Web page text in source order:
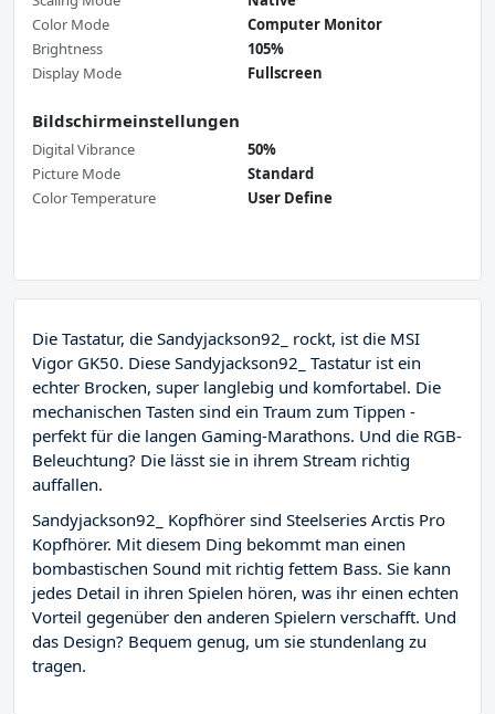
Color Mode
Computer Monitor
Brightness
105%
Display Mode
Fullscreen
Bildschirmeinstellungen
Digital Vibrance
50%
Picture Mode
Standard
Color Temperature
User Define
Die Tastatur, die Sandyjackson92_ rockt, ist die MSI
Vigor GK50. Diese Sandyjackson92_ Tastatur ist ein
echter Brocken, super langlebig und komfortabel. Die
mechanischen Tasten sind ein Traum zum Tippen -
perfekt für die langen Gaming-Marathons. Und die RGB-
Beleuchtung? Die lässt sie in ihrem Stream richtig
auffallen.
Sandyjackson92_ Kopfhörer sind Steelseries Arctis Pro
Kopfhörer. Mit diesem Ding bekommt man einen
bombastischen Sound mit richtig fettem Bass. Sie kann
jedes Detail in ihren Spielen hören, was ihr einen echten
Vorteil gegenüber den anderen Spielern verschafft. Und
das Design? Bequem genug, um sie stundenlang zu
tragen.